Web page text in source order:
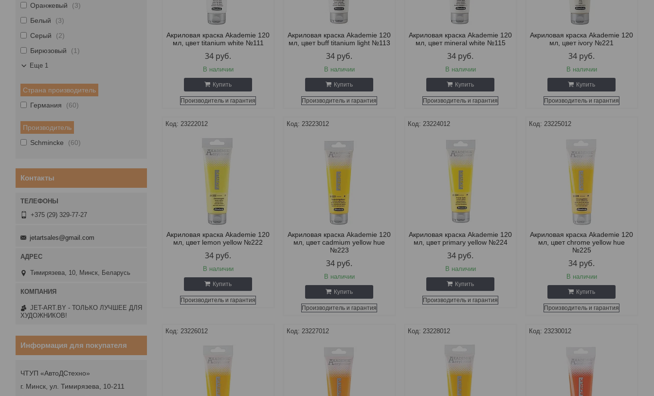
Акриловая краска Akademie 120
мл, цвет titanium white №111
34 руб.
В наличии
Купить
Производитель и гарантия
Акриловая краска Akademie 120
мл, цвет buff titanium light №113
34 руб.
В наличии
Купить
Производитель и гарантия
Акриловая краска Akademie 120
мл, цвет mineral white №115
34 руб.
В наличии
Купить
Производитель и гарантия
Акриловая краска Akademie 120
мл, цвет ivory №221
34 руб.
В наличии
Купить
Производитель и гарантия
23222012
Акриловая краска Akademie 120
мл, цвет lemon yellow №222
34 руб.
В наличии
Купить
Производитель и гарантия
23223012
Акриловая краска Akademie 120
мл, цвет cadmium yellow hue
№223
34 руб.
В наличии
Купить
Производитель и гарантия
23224012
Акриловая краска Akademie 120
мл, цвет primary yellow №224
34 руб.
В наличии
Купить
Производитель и гарантия
23225012
Акриловая краска Akademie 120
мл, цвет chrome yellow hue
№225
34 руб.
В наличии
Купить
Производитель и гарантия
23226012 23227012 23228012 23230012
Оранжевый
3
Белый
3
Серый
2
Бирюзовый
1
Еще 1
Страна производитель
Германия
60
Производитель
Schmincke
60
Контакты
+375 (29) 329-77-27
jetartsales@gmail.com
Тимирязева, 10, Минск, Беларусь
JET-ART.BY - ТОЛЬКО ЛУЧШЕЕ ДЛЯ
ХУДОЖНИКОВ!
Информация для покупателя
ЧТУП «АвтоДСтехно»
г. Минск, ул. Тимирязева, 10-211